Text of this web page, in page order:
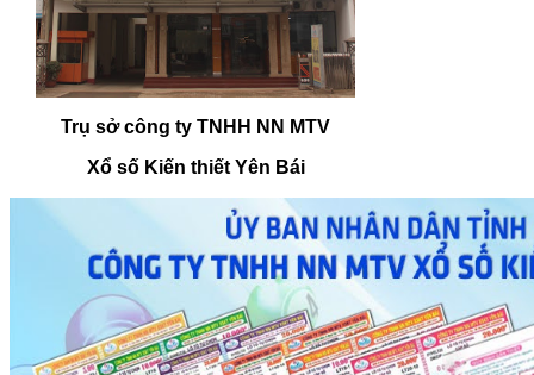
Trụ sở công ty TNHH NN MTV
Xổ số Kiến thiết Yên Bái